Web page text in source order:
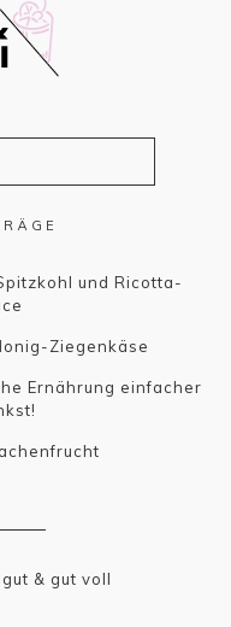
und Ricotta-
Ziegenkäse
Ernährung einfacher
& gut voll